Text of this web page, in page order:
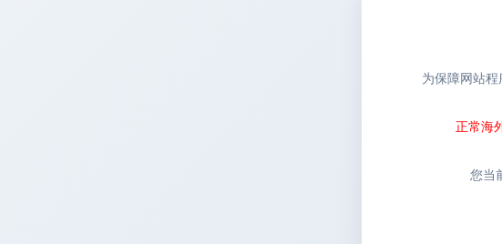
为保障网站
正常海
您当